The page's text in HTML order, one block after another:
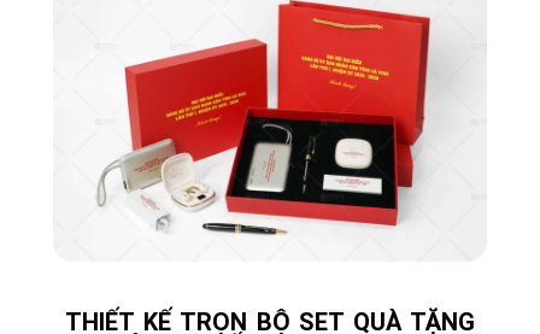
THIẾT KẾ TRỌN BỘ SET QUÀ TẶNG